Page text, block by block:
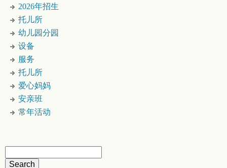
2026年招生
托儿所
幼儿园分园
设备
服务
托儿所
爱心妈妈
安亲班
常年活动